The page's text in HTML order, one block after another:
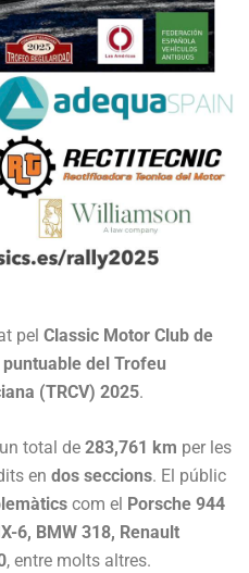
pel Classic Motor Club de
del Trofeu
(TRCV) 2025.
total de 283,761 km per les
en dos seccions. El públic
com el Porsche 944
6, BMW 318, Renault
, entre molts altres.